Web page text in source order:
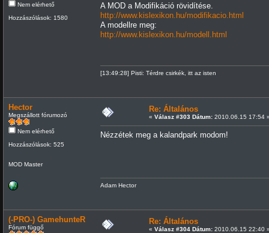
Nem elérhető
Hozzászólások: 1580
A MOD a Modifikáció rövidítése.
http://www.kislexikon.hu/modifikacio.html
A modellre meg:
http://www.kislexikon.hu/modell.html
[13:49:28] Pisti: Térdre csirkék, itt az isten
Hector
Megszállott fórumozó
Nem elérhető
Hozzászólások: 525
MOD Master
Re: Általános
« Válasz #303 Dátum:2010.06.15 17:54
Nézzétek meg a kalandpark modom!
Adam Hector
(-PRO-) GamehunteR
Fórum függő
Re: Általános
« Válasz #304 Dátum:2010.06.15 22:40